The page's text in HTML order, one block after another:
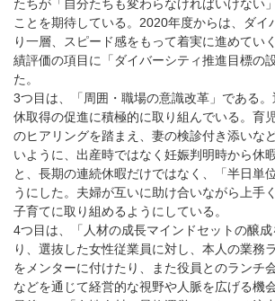
たちが「自分たちも変わらなければいけない
ことを期待している。2020年度からは、ダイ
り一層、スピード感をもって着実に進めてい
績評価の項目に「ダイバーシティ推進目標の
た。
3つ目は、「周囲・職場の意識改革」である
休取得の促進に積極的に取り組んでいる。育
のヒアリングを踏まえ、妻の検診付き添いな
いように、出産時ではなく妊娠判明時から休
と、長期の連続休暇だけではなく、「半日単
うにした。夫婦が互いに助け合いながら上手
子育てに取り組めるようにしている。
4つ目は、「人材の成長マインドセットの醸
り、選抜した女性従業員に対し、本人の業務
をメンターに付けたり、また役員とのランチ
などを通じて経営的な視野や人脈を広げる機